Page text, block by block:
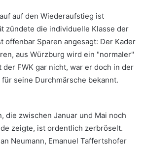
auf den Wiederaufstieg ist
zündete die individuelle Klasse der
offenbar Sparen angesagt: Der Kader
aus Würzburg wird ein "normaler"
FWK gar nicht, war er doch in der
seine Durchmärsche bekannt.
die zwischen Januar und Mai noch
zeigte, ist ordentlich zerbröselt.
Neumann, Emanuel Taffertshofer